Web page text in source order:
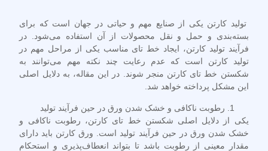
تولید کارتن یکی از صنایع مهم و حیاتی در جهان است که برای
بسته‌بندی و حمل و نقل محصولات از آن استفاده می‌شود. در
فرآیند تولید کارتن، ایجاد خط تای مناسب یکی از مراحل مهم در
تولید کارتن است که عدم رعایت چند نکته مهم می‌توانند به
شکستن خط تای کارتن منجر شوند. در این مقاله، به دلایل اصلی
این مشکل پرداخته خواهد شد.
رطوبت ناکافی و خشک شدن ورق در حین فرآیند تولید
یکی از دلایل اصلی شکستن خط تای کارتن، رطوبت ناکافی و
خشک شدن ورق در حین فرآیند تولید است. ورق کارتن باید دارای
مقدار معینی از رطوبت باشد تا بتواند انعطاف‌پذیری و استحکام